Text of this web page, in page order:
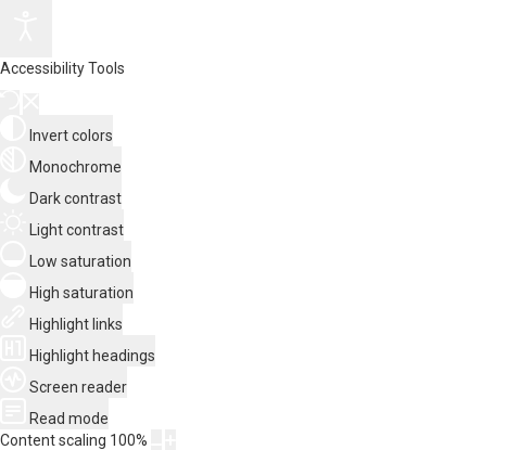
Accessibility Tools
Invert colors
Monochrome
Dark contrast
Light contrast
Low saturation
High saturation
Highlight links
Highlight headings
Screen reader
Read mode
Content scaling 100%